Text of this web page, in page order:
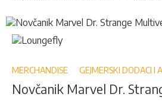
Skip
to
the
of
images
Skip
to
beginning
the
MERCHANDISE GEJMERSKI DODACI I
Novčanik Marvel Dr.